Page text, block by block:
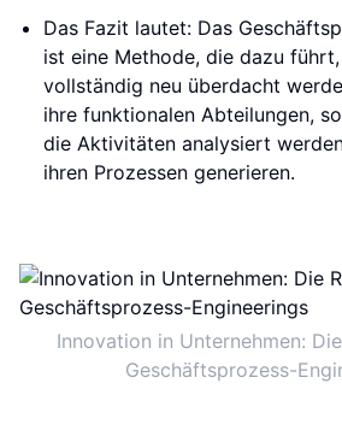
Das Fazit lautet: Das
ist eine Methode, die dazu
vollständig neu überdacht
ihre funktionalen Abteilungen,
die Aktivitäten analysiert
ihren Prozessen generieren.
Innovation in Unternehmen:
Geschäftsprozess-